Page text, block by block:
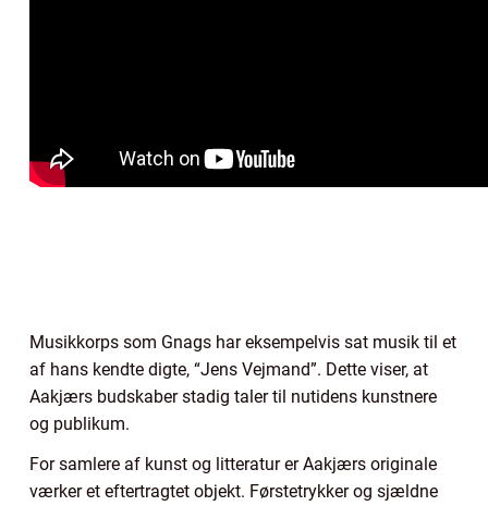
Musikkorps som Gnags har eksempelvis sat musik til et
af hans kendte digte, “Jens Vejmand”. Dette viser, at
Aakjærs budskaber stadig taler til nutidens kunstnere
og publikum.
For samlere af kunst og litteratur er Aakjærs originale
værker et eftertragtet objekt. Førstetrykker og sjældne